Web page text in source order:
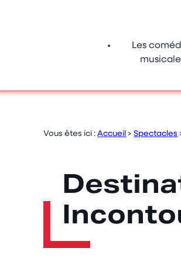
Les
Vous êtes ici :Accueil >Spectacles